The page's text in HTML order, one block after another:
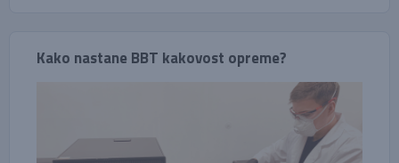
Kako nastane BBT kakovost opreme?